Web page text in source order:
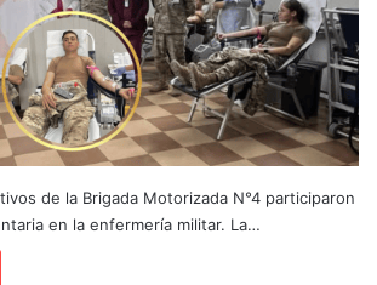
de la Brigada Motorizada N°4 participaron
en la enfermería militar. La…